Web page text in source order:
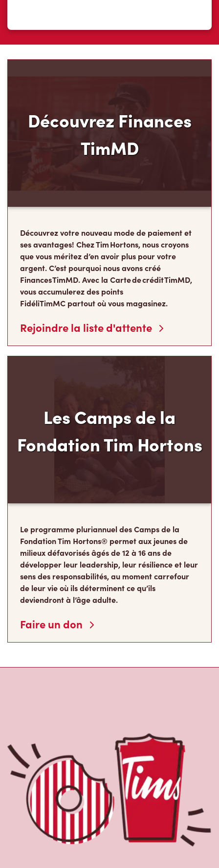
Découvrez Finances
TimMD
Découvrez votre nouveau mode de paiement et
ses avantages! Chez Tim Hortons, nous croyons
que vous méritez d’en avoir plus pour votre
argent. C’est pourquoi nous avons créé
Finances TimMD. Avec la Carte de crédit TimMD,
vous accumulerez des points
FidéliTimMC partout où vous magasinez.
Rejoindre la liste d'attente
Les Camps de la
Fondation Tim Hortons
Le programme pluriannuel des Camps de la
Fondation Tim Hortons® permet aux jeunes de
milieux défavorisés âgés de 12 à 16 ans de
développer leur leadership, leur résilience et leur
sens des responsabilités, au moment carrefour
de leur vie où ils déterminent ce qu’ils
deviendront à l’âge adulte.
Faire un don